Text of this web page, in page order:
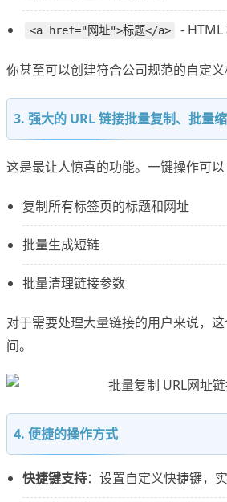
<a href="网址">标题</a> - HTML
你甚至可以创建符合公司规范的自定义
3. 强大的 URL 链接批量复制、批量
这是最让人惊喜的功能。一键操作可以
复制所有标签页的标题和网址
批量生成短链
批量清理链接参数
对于需要处理大量链接的用户来说，
间。
4. 便捷的操作方式
快捷键支持：设置自定义快捷键，